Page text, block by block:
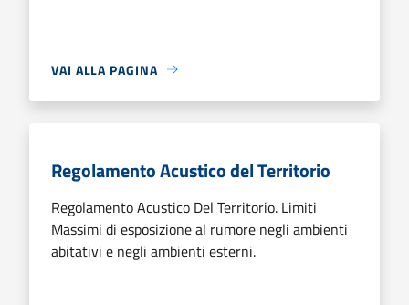
VAI ALLA PAGINA
Regolamento Acustico del Territorio
Regolamento Acustico Del Territorio. Limiti
Massimi di esposizione al rumore negli ambienti
abitativi e negli ambienti esterni.